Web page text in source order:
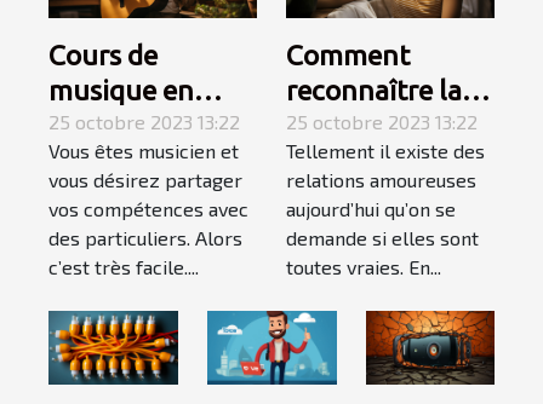
Cours de
musique en
Auto-
Entrepreneur :
l’essentiel de ce
qu’il faut
retenir ?
25 octobre 2023 13:22
Vous êtes musicien et
vous désirez partager
vos compétences avec
des particuliers. Alors
c’est très facile....
Comment
reconnaître la
femme de votre
vie ?
25 octobre 2023 13:22
Tellement il existe des
relations amoureuses
aujourd’hui qu’on se
demande si elles sont
toutes vraies. En...